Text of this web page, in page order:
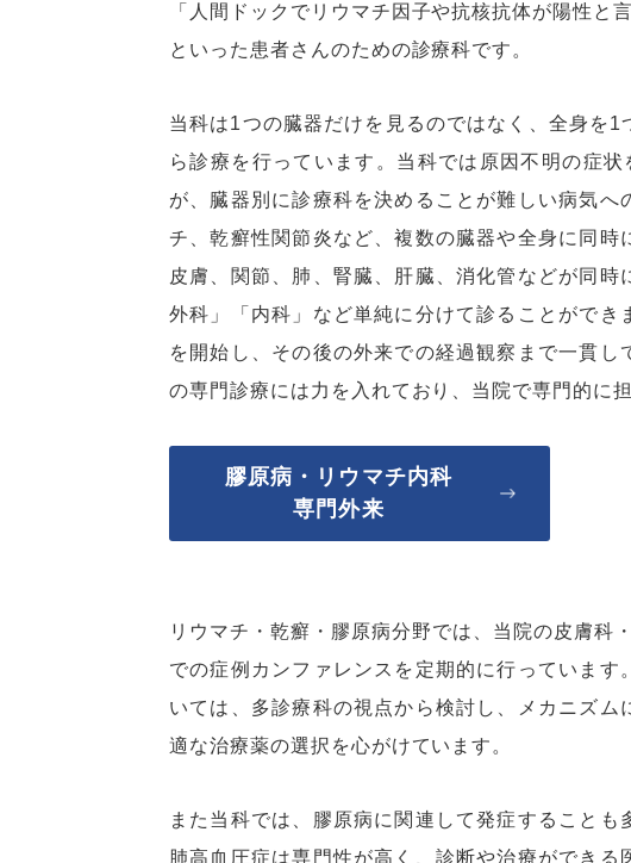
「人間ドックでリウマチ因子や抗核抗体が陽性と
といった患者さんのための診療科です。
当科は1つの臓器だけを見るのではなく、全身を
ら診療を行っています。当科では原因不明の症
が、臓器別に診療科を決めることが難しい病気
チ、乾癬性関節炎など、複数の臓器や全身に同時
皮膚、関節、肺、腎臓、肝臓、消化管などが同
外科」「内科」など単純に分けて診ることがで
を開始し、その後の外来での経過観察まで一貫
の専門診療には力を入れており、当院で専門的に
膠原病・リウマチ内科
専門外来
リウマチ・乾癬・膠原病分野では、当院の皮膚科
での症例カンファレンスを定期的に行っていま
いては、多診療科の視点から検討し、メカニズ
適な治療薬の選択を心がけています。
また当科では、膠原病に関連して発症することも
肺高血圧症は専門性が高く、診断や治療ができ